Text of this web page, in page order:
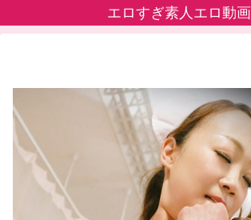
エロすぎ素人エロ動画